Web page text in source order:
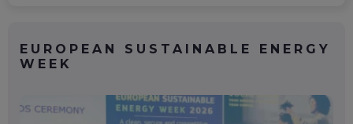
EUROPEAN SUSTAINABLE ENERGY
WEEK